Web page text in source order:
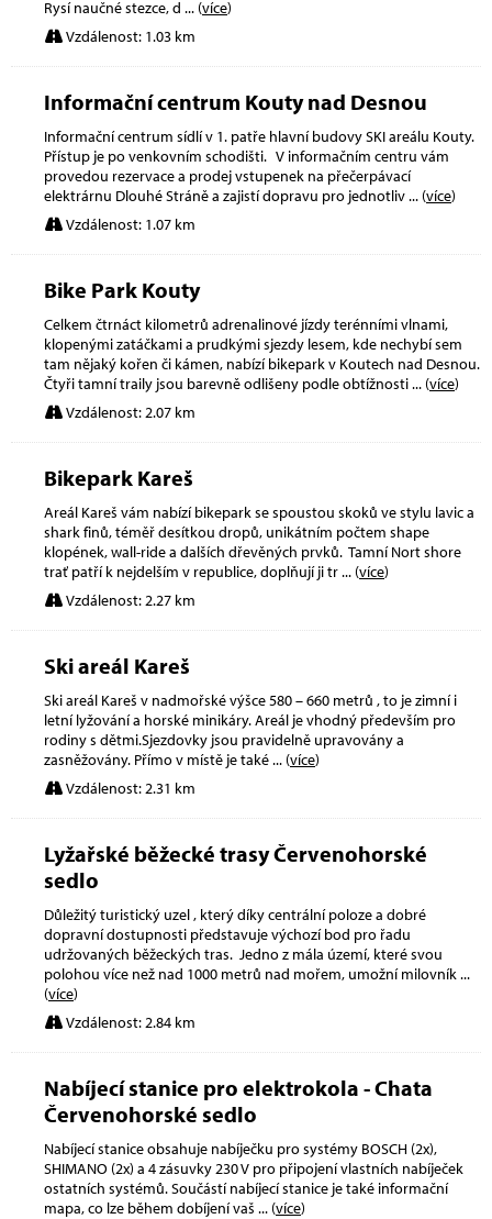
Rysí naučné stezce, d ... (více)
Vzdálenost: 1.03 km
Informační centrum Kouty nad Desnou
Informační centrum sídlí v 1. patře hlavní budovy SKI areálu Kouty.
Přístup je po venkovním schodišti. V informačním centru vám
provedou rezervace a prodej vstupenek na přečerpávací
elektrárnu Dlouhé Stráně a zajistí dopravu pro jednotliv... (více)
Vzdálenost: 1.07 km
Bike Park Kouty
Celkem čtrnáct kilometrů adrenalinové jízdy terénními vlnami,
klopenými zatáčkami a prudkými sjezdy lesem, kde nechybí sem
tam nějaký kořen či kámen, nabízí bikepark v Koutech nad Desnou.
Čtyři tamní traily jsou barevně odlišeny podle obtížnosti... (více)
Vzdálenost: 2.07 km
Bikepark Kareš
Areál Kareš vám nabízí bikepark se spoustou skoků ve stylu lavic a
shark finů, téměř desítkou dropů, unikátním počtem shape
klopének, wall-ride a dalších dřevěných prvků. Tamní Nort shore
trať patří k nejdelším v republice, doplňují ji tr... (více)
Vzdálenost: 2.27 km
Ski areál Kareš
Ski areál Kareš v nadmořské výšce 580 – 660 metrů , to je zimní i
letní lyžování a horské minikáry. Areál je vhodný především pro
rodiny s dětmi.Sjezdovky jsou pravidelně upravovány a
zasněžovány. Přímo v místě je také... (více)
Vzdálenost: 2.31 km
Lyžařské běžecké trasy Červenohorské
sedlo
Důležitý turistický uzel , který díky centrální poloze a dobré
dopravní dostupnosti představuje výchozí bod pro řadu
udržovaných běžeckých tras. Jedno z mála území, které svou
polohou více než nad 1000 metrů nad mořem, umožní milovník...
(více)
Vzdálenost: 2.84 km
Nabíjecí stanice pro elektrokola - Chata
Červenohorské sedlo
Nabíjecí stanice obsahuje nabíječku pro systémy BOSCH (2x),
SHIMANO (2x) a 4 zásuvky 230 V pro připojení vlastních nabíječek
ostatních systémů. Součástí nabíjecí stanice je také informační
mapa, co lze během dobíjení vaš ... (více)